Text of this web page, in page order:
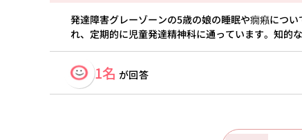
発達障害グレーゾーンの5歳の娘の睡眠や癇癪につ
れ、定期的に児童発達精神科に通っています。知的
1名 が回答